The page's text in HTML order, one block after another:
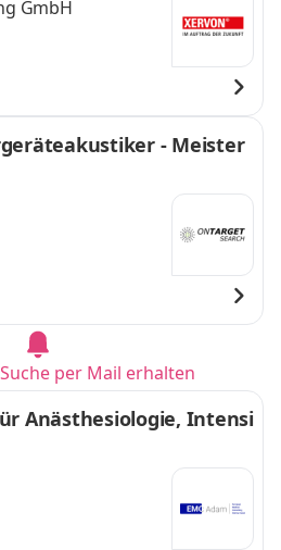
GmbH
- Meister
per Mail erhalten
Anästhesiologie, Intensi